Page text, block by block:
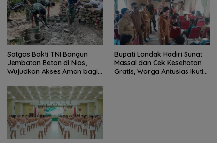
Satgas Bakti TNI Bangun
Jembatan Beton di Nias,
Wujudkan Akses Aman bagi
Bupati Landak Hadiri Sunat
Massal dan Cek Kesehatan
Gratis, Warga Antusias Ikuti